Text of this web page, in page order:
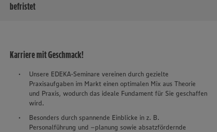
befristet
Karriere mit Geschmack!
Unsere EDEKA-Seminare vereinen durch gezielte
Praxisaufgaben im Markt einen optimalen Mix aus Theorie
und Praxis, wodurch das ideale Fundament für Sie geschaffen
wird.
Besonders durch spannende Einblicke in z. B.
Personalführung und –planung sowie absatzfördernde